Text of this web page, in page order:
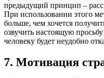
предыдущий принцип –
При использовании этого
больше, чем хочется
озвучить настоящую
человеку будет неудобно
7. Мотивация